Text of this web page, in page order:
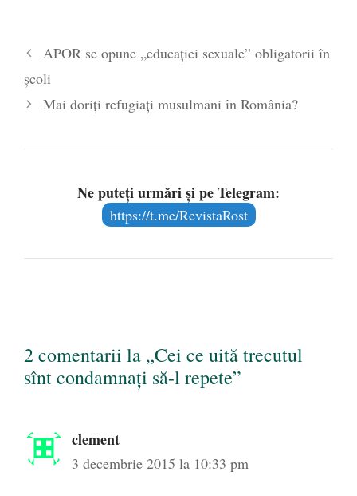
mai 2020
APOR se opune „educaţiei sexuale” obligatorii în
şcoli
Mai doriți refugiați musulmani în România?
Ne puteți urmări și pe Telegram:
https://t.me/RevistaRost
2 comentarii la „Cei ce uită trecutul
sînt condamnați să-l repete”
clement
3 decembrie 2015 la 10:33 pm